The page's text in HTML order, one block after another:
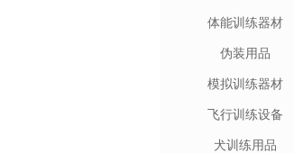
体能训练器材
伪装用品
模拟训练器材
飞行训练设备
犬训练用品